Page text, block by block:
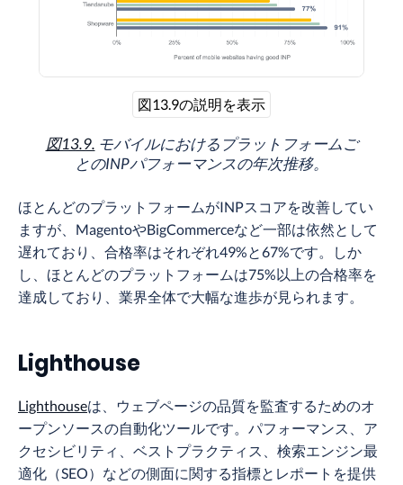
図13.9の説明を表示
図13.9. モバイルにおけるプラットフォームご
とのINPパフォーマンスの年次推移。
ほとんどのプラットフォームがINPスコアを改善してい
ますが、MagentoやBigCommerceなど一部は依然として
遅れており、合格率はそれぞれ49%と67%です。しか
し、ほとんどのプラットフォームは75%以上の合格率を
達成しており、業界全体で大幅な進歩が見られます。
Lighthouse
Lighthouseは、ウェブページの品質を監査するためのオ
ープンソースの自動化ツールです。パフォーマンス、ア
クセシビリティ、ベストプラクティス、検索エンジン最
適化（SEO）などの側面に関する指標とレポートを提供